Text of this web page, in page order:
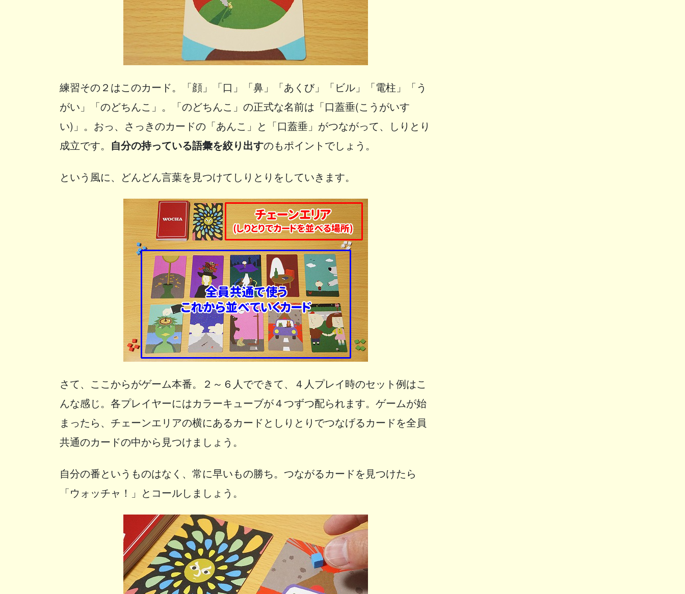
練習その２はこのカード。「顔」「口」「鼻」「あくび」「ビル」「電柱」「う
がい」「のどちんこ」。「のどちんこ」の正式な名前は「口蓋垂(こうがいす
い)」。おっ、さっきのカードの「あんこ」と「口蓋垂」がつながって、しりとり
成立です。 自分の持っている語彙を絞り出すのもポイントでしょう。
という風に、どんどん言葉を見つけてしりとりをしていきます。
さて、ここからがゲーム本番。２～６人でできて、４人プレイ時のセット例はこ
んな感じ。各プレイヤーにはカラーキューブが４つずつ配られます。ゲームが始
まったら、チェーンエリアの横にあるカードとしりとりでつなげるカードを全員
共通のカードの中から見つけましょう。
自分の番というものはなく、常に早いもの勝ち。つながるカードを見つけたら
「ウォッチャ！」とコールしましょう。